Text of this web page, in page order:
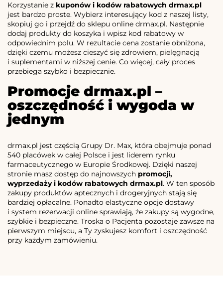
Korzystanie z kuponów i kodów rabatowych drmax.pl
jest bardzo proste. Wybierz interesujący kod z naszej listy,
skopiuj go i przejdź do sklepu online drmax.pl. Następnie
dodaj produkty do koszyka i wpisz kod rabatowy w
odpowiednim polu. W rezultacie cena zostanie obniżona,
dzięki czemu możesz cieszyć się zdrowiem, pielęgnacją
i suplementami w niższej cenie. Co więcej, cały proces
przebiega szybko i bezpiecznie.
Promocje drmax.pl –
oszczędność i wygoda w
jednym
drmax.pl jest częścią Grupy Dr. Max, która obejmuje ponad
540 placówek w całej Polsce i jest liderem rynku
farmaceutycznego w Europie Środkowej. Dzięki naszej
stronie masz dostęp do najnowszych promocji,
wyprzedaży i kodów rabatowych drmax.pl. W ten sposób
zakupy produktów aptecznych i drogeryjnych stają się
bardziej opłacalne. Ponadto elastyczne opcje dostawy
i system rezerwacji online sprawiają, że zakupy są wygodne,
szybkie i bezpieczne. Troska o Pacjenta pozostaje zawsze na
pierwszym miejscu, a Ty zyskujesz komfort i oszczędność
przy każdym zamówieniu.